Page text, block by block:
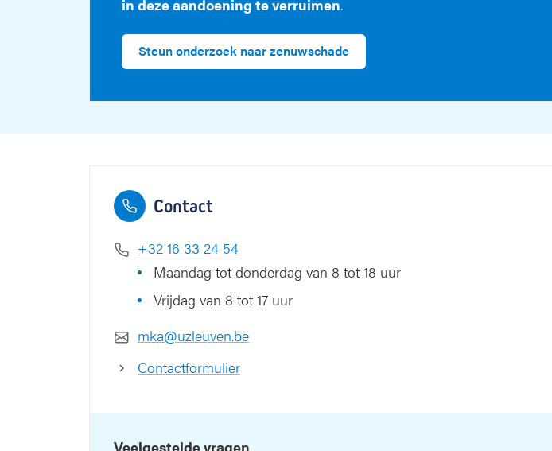
in deze aandoening te verruimen.
Steun onderzoek naar zenuwschade
Contact
+32 16 33 24 54
Maandag tot donderdag van 8 tot 18 uur
Vrijdag van 8 tot 17 uur
mka@uzleuven.be
Contactformulier
Veelgestelde vragen